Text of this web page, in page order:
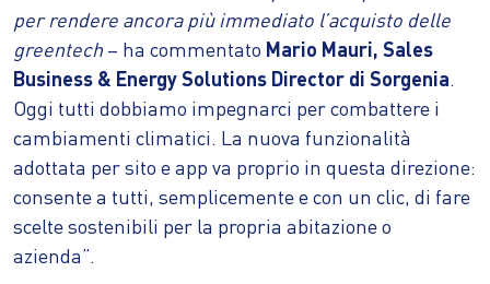
per rendere ancora più immediato l’acquisto delle
greentech – ha commentato Mario Mauri, Sales
Business & Energy Solutions Director di Sorgenia.
Oggi tutti dobbiamo impegnarci per combattere i
cambiamenti climatici. La nuova funzionalità
adottata per sito e app va proprio in questa direzione:
consente a tutti, semplicemente e con un clic, di fare
scelte sostenibili per la propria abitazione o
azienda”.